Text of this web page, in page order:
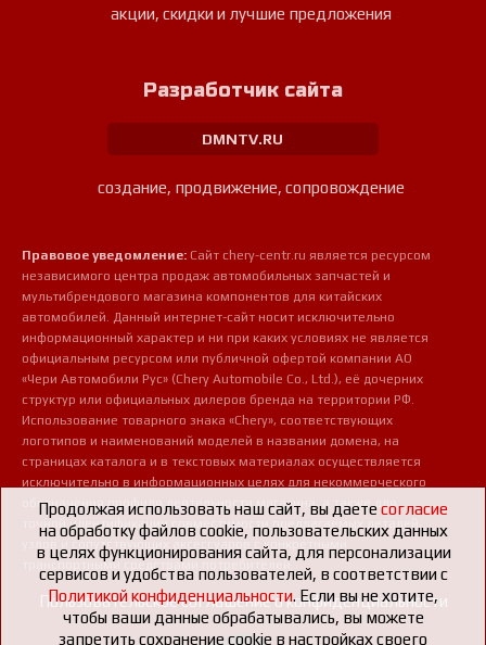
акции, скидки и лучшие предложения
Разработчик сайта
DMNTV.RU
создание, продвижение, сопровождение
Правовое уведомление: Сайт chery-centr.ru является ресурсом
независимого центра продаж автомобильных запчастей и
мультибрендового магазина компонентов для китайских
автомобилей. Данный интернет-сайт носит исключительно
информационный характер и ни при каких условиях не является
официальным ресурсом или публичной офертой компании АО
«Чери Автомобили Рус» (Chery Automobile Co., Ltd.), её дочерних
структур или официальных дилеров бренда на территории РФ.
Использование товарного знака «Chery», соответствующих
логотипов и наименований моделей в названии домена, на
страницах каталога и в текстовых материалах осуществляется
исключительно в информационных целях для некоммерческого
обозначения профиля деятельности магазина, а также для
точной идентификации совместимости предлагаемых деталей,
узлов и сопутствующих аксессуаров с конкретными
транспортными средствами потребителей.
Пользовательское соглашение о конфиденциальности
Продолжая использовать наш сайт, вы даетесогласие
на обработку файлов cookie, пользовательских данных
в целях функционирования сайта, для персонализации
сервисов и удобства пользователей, в соответствии с
Политикой конфиденциальности. Если вы не хотите,
чтобы ваши данные обрабатывались, вы можете
запретить сохранение cookie в настройках своего